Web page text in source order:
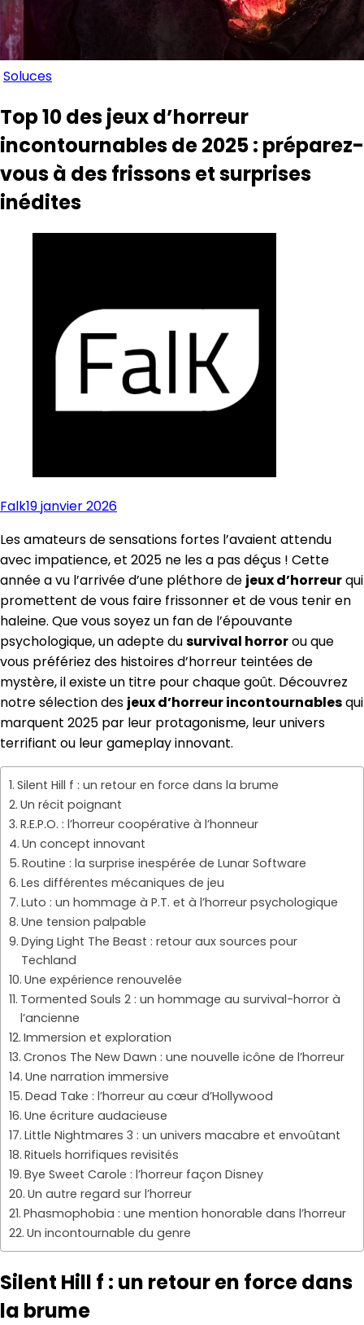
Soluces
Top 10 des jeux d’horreur
incontournables de 2025 : préparez-
vous à des frissons et surprises
inédites
Falk19 janvier 2026
Les amateurs de sensations fortes l’avaient attendu
avec impatience, et 2025 ne les a pas déçus ! Cette
année a vu l’arrivée d’une pléthore de jeux d’horreurqui
promettent de vous faire frissonner et de vous tenir en
haleine. Que vous soyez un fan de l’épouvante
psychologique, un adepte dusurvival horrorou que
vous préfériez des histoires d’horreur teintées de
mystère, il existe un titre pour chaque goût. Découvrez
notre sélection des jeux d’horreur incontournablesqui
marquent 2025 par leur protagonisme, leur univers
terrifiant ou leur gameplay innovant.
Silent Hill f : un retour en force dans la brume
Un récit poignant
R.E.P.O. : l’horreur coopérative à l’honneur
Un concept innovant
Routine : la surprise inespérée de Lunar Software
Les différentes mécaniques de jeu
Luto : un hommage à P.T. et à l’horreur psychologique
Une tension palpable
Dying Light The Beast : retour aux sources pour
Techland
Une expérience renouvelée
Tormented Souls 2 : un hommage au survival-horror à
l’ancienne
Immersion et exploration
Cronos The New Dawn : une nouvelle icône de l’horreur
Une narration immersive
Dead Take : l’horreur au cœur d’Hollywood
Une écriture audacieuse
Little Nightmares 3 : un univers macabre et envoûtant
Rituels horrifiques revisités
Bye Sweet Carole : l’horreur façon Disney
Un autre regard sur l’horreur
Phasmophobia : une mention honorable dans l’horreur
Un incontournable du genre
Silent Hill f : un retour en force dans
la brume